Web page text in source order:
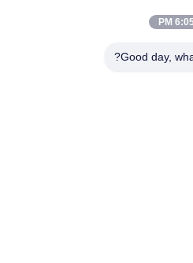
6:05
Good day,